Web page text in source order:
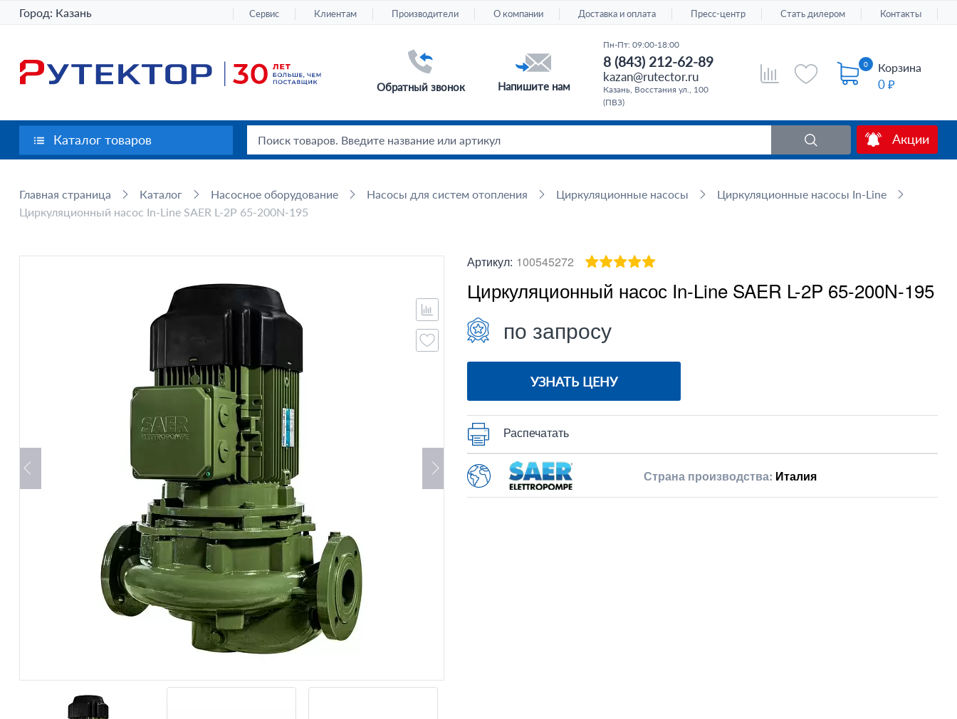
Город: Казань Сервис Клиентам Производители О компании Доставка и оплата Пресс-центр Стать дилером Контакты
0 Корзина
0 ₽
Обратный звонок Напишите нам
Пн-Пт: 09:00-18:00
8 (843) 212-62-89
kazan@rutector.ru
Казань, Восстания ул., 100
(ПВЗ)
Акции
Каталог товаров
Главная страница Каталог Насосное оборудование Насосы для систем отопления Циркуляционные насосы
Циркуляционные насосы In-Line
Циркуляционный насос In-Line SAER L-2P 65-200N-195
Артикул: 100545272
Циркуляционный насос In-Line SAER L-2P 65-200N-195
по запросу
УЗНАТЬ ЦЕНУ
Распечатать
Страна производства: Италия